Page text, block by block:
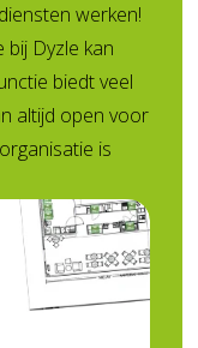
werken!
Dyzle kan
biedt veel
altijd open voor
is